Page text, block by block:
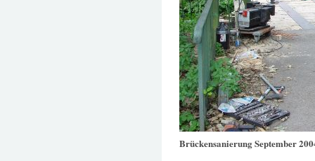
Brückensanierung September